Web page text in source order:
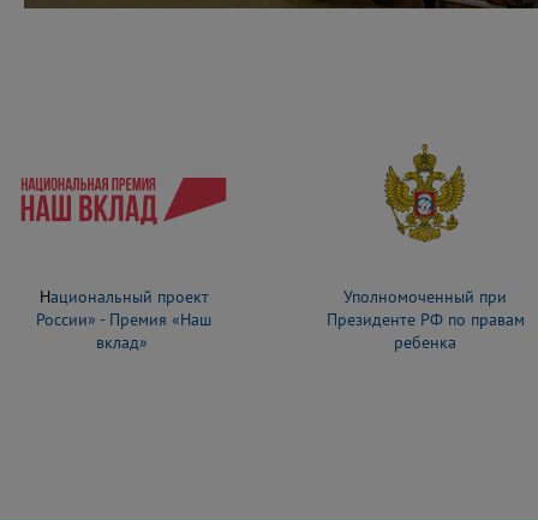
Уполномоченный при
Президенте РФ по правам
ребенка
Национальный проект
России» - Премия «Наш
вклад»